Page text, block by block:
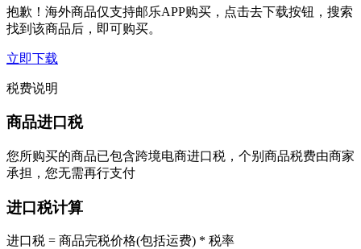
抱歉！海外商品仅支持邮乐APP购买，点击去下载按钮，搜索
找到该商品后，即可购买。
立即下载
税费说明
商品进口税
您所购买的商品已包含跨境电商进口税，个别商品税费由商家
承担，您无需再行支付
进口税计算
进口税 = 商品完税价格(包括运费) * 税率